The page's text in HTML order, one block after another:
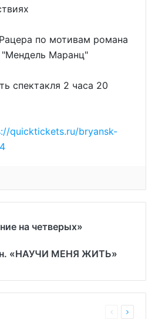
по мотивам романа
Маранц"
спектакля 2 часа 20
quicktickets.ru/bryansk-
на четверых»
«НАУЧИ МЕНЯ ЖИТЬ»